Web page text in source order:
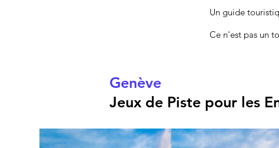
Un guide
Ce n'est pas un
Genève
Jeux de Piste pour les